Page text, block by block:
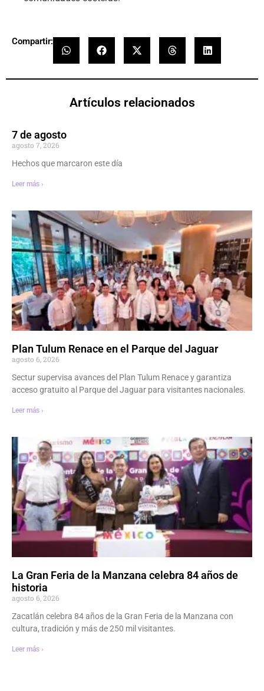
Compartir:
Artículos relacionados
7 de agosto
agosto 7, 2026
Hechos que marcaron este día
Leer más ›
Plan Tulum Renace en el Parque del Jaguar
agosto 6, 2026
Sectur supervisa avances del Plan Tulum Renace y garantiza
acceso gratuito al Parque del Jaguar para visitantes nacionales.
Leer más ›
La Gran Feria de la Manzana celebra 84 años de
historia
agosto 6, 2026
Zacatlán celebra 84 años de la Gran Feria de la Manzana con
cultura, tradición y más de 250 mil visitantes.
Leer más ›